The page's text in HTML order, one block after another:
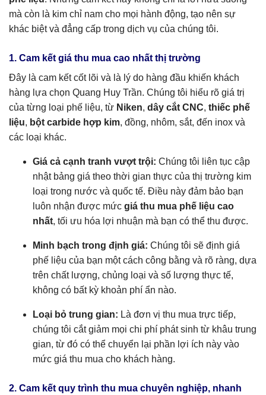
mà còn là kim chỉ nam cho mọi hành động, tạo nên sự
khác biệt và đẳng cấp trong dịch vụ của chúng tôi.
1. Cam kết giá thu mua cao nhất thị trường
Đây là cam kết cốt lõi và là lý do hàng đầu khiến khách
hàng lựa chọn Quang Huy Trần. Chúng tôi hiểu rõ giá trị
của từng loại phế liệu, từ Niken, dây cắt CNC, thiếc phế
liệu, bột carbide hợp kim, đồng, nhôm, sắt, đến inox và
các loại khác.
Giá cả cạnh tranh vượt trội: Chúng tôi liên tục cập
nhật bảng giá theo thời gian thực của thị trường kim
loại trong nước và quốc tế. Điều này đảm bảo bạn
luôn nhận được mức giá thu mua phế liệu cao
nhất, tối ưu hóa lợi nhuận mà bạn có thể thu được.
Minh bạch trong định giá: Chúng tôi sẽ định giá
phế liệu của bạn một cách công bằng và rõ ràng, dựa
trên chất lượng, chủng loại và số lượng thực tế,
không có bất kỳ khoản phí ẩn nào.
Loại bỏ trung gian: Là đơn vị thu mua trực tiếp,
chúng tôi cắt giảm mọi chi phí phát sinh từ khâu trung
gian, từ đó có thể chuyển lại phần lợi ích này vào
mức giá thu mua cho khách hàng.
2. Cam kết quy trình thu mua chuyên nghiệp, nhanh